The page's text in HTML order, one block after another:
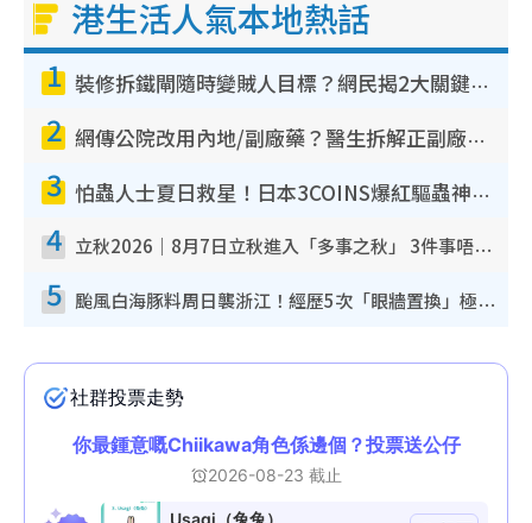
港生活人氣本地熱話
1 裝修拆鐵閘隨時變賊人目標？網民揭2大關鍵用途：裝新式等於白裝？附新舊鐵閘分別
2 網傳公院改用內地/副廠藥？醫生拆解正副廠分別 揭4類人換藥隨時出事
3 怕蟲人士夏日救星！日本3COINS爆紅驅蟲神器$45起 1招「全程免觸碰」輕鬆搞定小強
4 立秋2026｜8月7日立秋進入「多事之秋」 3件事唔做得！專家教6招開運 清枱頭／銀包納氣接好運
5 颱風白海豚料周日襲浙江！經歷5次「眼牆置換」極罕見 成登陸內地最長途颱風